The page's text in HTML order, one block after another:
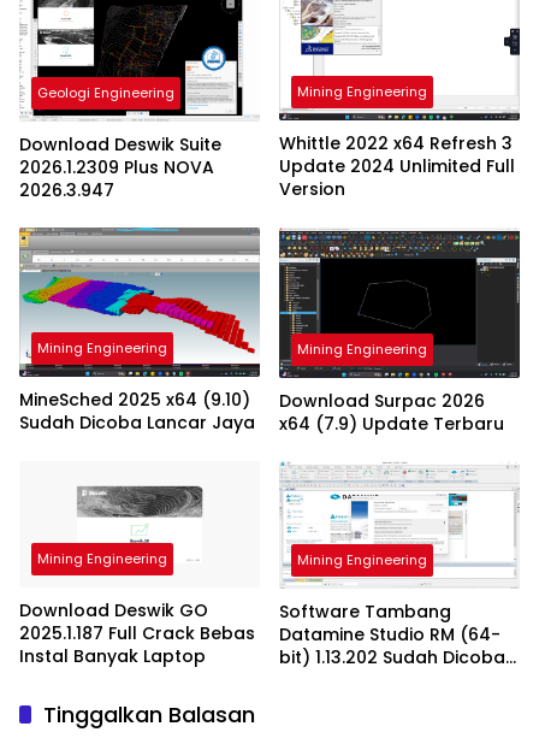
Geologi Engineering
Download Deswik Suite
2026.1.2309 Plus NOVA
2026.3.947
Mining Engineering
Whittle 2022 x64 Refresh 3
Update 2024 Unlimited Full
Version
Mining Engineering
MineSched 2025 x64 (9.10)
Sudah Dicoba Lancar Jaya
Mining Engineering
Download Surpac 2026
x64 (7.9) Update Terbaru
Mining Engineering
Download Deswik GO
2025.1.187 Full Crack Bebas
Instal Banyak Laptop
Mining Engineering
Software Tambang
Datamine Studio RM (64-
bit) 1.13.202 Sudah Dicoba
Tinggalkan Balasan